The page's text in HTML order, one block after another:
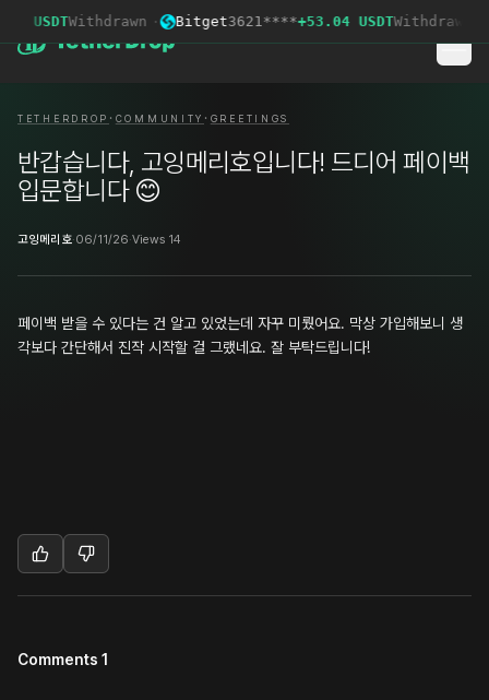
USDTWithdrawn · Bitget3621****+53.04 USDTWithdrawn
TETHERDROP · COMMUNITY · GREETINGS
반갑습니다, 고잉메리호입니다! 드디어 페이백
입문합니다 😊
고잉메리호·06/11/26·Views 14
페이백 받을 수 있다는 건 알고 있었는데 자꾸 미뤘어요. 막상 가입해보니 생
각보다 간단해서 진작 시작할 걸 그랬네요. 잘 부탁드립니다!
Comments 1